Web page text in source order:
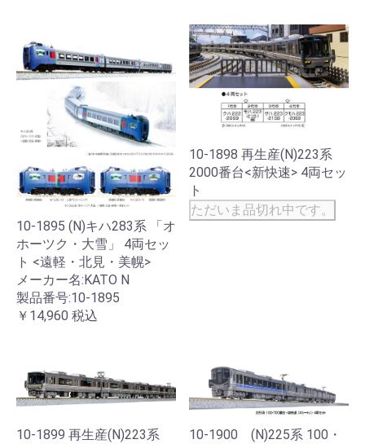
10-1895 (N)キハ283系 「オ
ホーツク・大雪」 4両セッ
ト <遠軽・北見・美幌>
メーカー名:KATO N
製品番号:10-1895
￥14,960 税込
10-1898 再生産(N)223系
2000番台<新快速> 4両セッ
ト
ただいま品切れ中です。
10-1899 再生産(N)223系
10-1900 (N)225系 100・